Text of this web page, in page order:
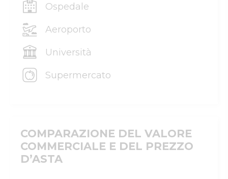
Ospedale
Aeroporto
Università
Supermercato
COMPARAZIONE DEL VALORE
COMMERCIALE E DEL PREZZO
D’ASTA